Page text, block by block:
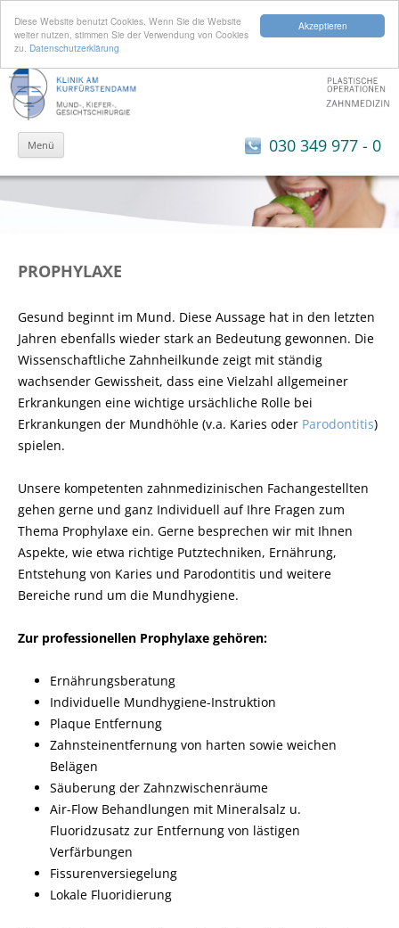
Akzeptieren
Diese Website benutzt Cookies. Wenn Sie die Website
weiter nutzen, stimmen Sie der Verwendung von Cookies
zu. Datenschutzerklärung
030 349 977 - 0
Menü
PROPHYLAXE
Gesund beginnt im Mund. Diese Aussage hat in den letzten
Jahren ebenfalls wieder stark an Bedeutung gewonnen. Die
Wissenschaftliche Zahnheilkunde zeigt mit ständig
wachsender Gewissheit, dass eine Vielzahl allgemeiner
Erkrankungen eine wichtige ursächliche Rolle bei
Erkrankungen der Mundhöhle (v.a. Karies oder Parodontitis)
spielen.
Unsere kompetenten zahnmedizinischen Fachangestellten
gehen gerne und ganz Individuell auf Ihre Fragen zum
Thema Prophylaxe ein. Gerne besprechen wir mit Ihnen
Aspekte, wie etwa richtige Putztechniken, Ernährung,
Entstehung von Karies und Parodontitis und weitere
Bereiche rund um die Mundhygiene.
Zur professionellen Prophylaxe gehören:
Ernährungsberatung
Individuelle Mundhygiene-Instruktion
Plaque Entfernung
Zahnsteinentfernung von harten sowie weichen
Belägen
Säuberung der Zahnzwischenräume
Air-Flow Behandlungen mit Mineralsalz u.
Fluoridzusatz zur Entfernung von lästigen
Verfärbungen
Fissurenversiegelung
Lokale Fluoridierung